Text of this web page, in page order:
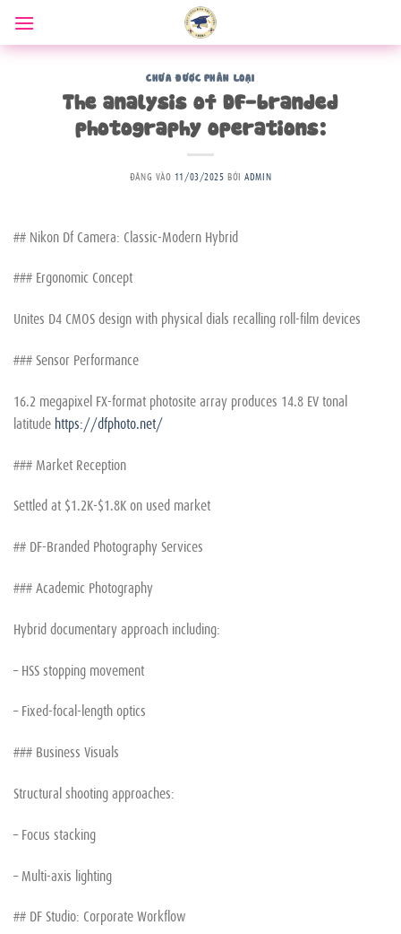
qua
nội
CHƯA ĐƯỢC PHÂN LOẠI
The analysis of DF-branded
photography operations:
ĐĂNG VÀO 11/03/2025 BỞIADMIN
## Nikon Df Camera: Classic-Modern Hybrid
### Ergonomic Concept
Unites D4 CMOS design with physical dials recalling roll-film devices
### Sensor Performance
16.2 megapixel FX-format photosite array produces 14.8 EV tonal
latitude https://dfphoto.net/
### Market Reception
Settled at $1.2K-$1.8K on used market
## DF-Branded Photography Services
### Academic Photography
Hybrid documentary approach including:
– HSS stopping movement
– Fixed-focal-length optics
### Business Visuals
Structural shooting approaches:
– Focus stacking
– Multi-axis lighting
## DF Studio: Corporate Workflow